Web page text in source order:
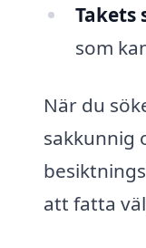
Takets
som
När du
sakkunnig
att fatta